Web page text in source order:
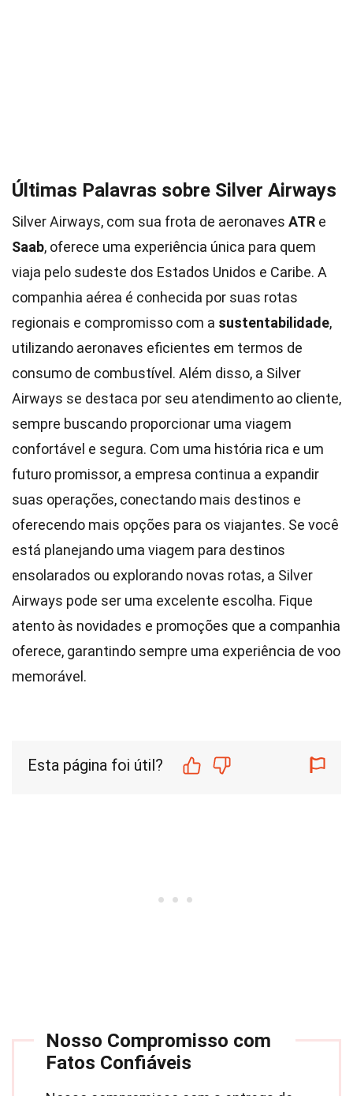
Últimas Palavras sobre Silver Airways
Silver Airways, com sua frota de aeronaves ATR e
Saab, oferece uma experiência única para quem
viaja pelo sudeste dos Estados Unidos e Caribe. A
companhia aérea é conhecida por suas rotas
regionais e compromisso com a sustentabilidade,
utilizando aeronaves eficientes em termos de
consumo de combustível. Além disso, a Silver
Airways se destaca por seu atendimento ao cliente,
sempre buscando proporcionar uma viagem
confortável e segura. Com uma história rica e um
futuro promissor, a empresa continua a expandir
suas operações, conectando mais destinos e
oferecendo mais opções para os viajantes. Se você
está planejando uma viagem para destinos
ensolarados ou explorando novas rotas, a Silver
Airways pode ser uma excelente escolha. Fique
atento às novidades e promoções que a companhia
oferece, garantindo sempre uma experiência de voo
memorável.
Esta página foi útil?
Nosso Compromisso com
Fatos Confiáveis